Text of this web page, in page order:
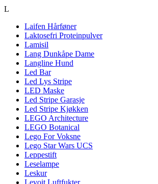
L
Laifen Hårføner
Laktosefri Proteinpulver
Lamisil
Lang Dunkåpe Dame
Langline Hund
Led Bar
Led Lys Stripe
LED Maske
Led Stripe Garasje
Led Stripe Kjøkken
LEGO Architecture
LEGO Botanical
Lego For Voksne
Lego Star Wars UCS
Leppestift
Leselampe
Leskur
Levoit Luftfukter